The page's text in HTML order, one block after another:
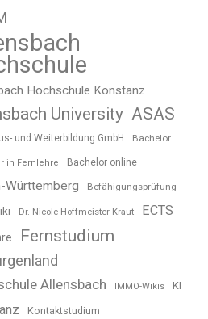
Hochschule Konstanz
University ASAS
und Weiterbildung GmbH Bachelor
in Fernlehre Bachelor online
Württemberg Befähigungsprüfung
Dr. Nicole Hoffmeister-Kraut ECTS
Fernstudium
Allensbach
IMMO-Wikis KI
Kontaktstudium